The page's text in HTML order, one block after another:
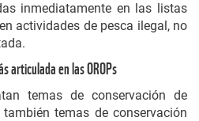
inmediatamente en las listas
actividades de pesca ilegal, no
articulada en las OROPs
temas de conservación de
temas de conservación